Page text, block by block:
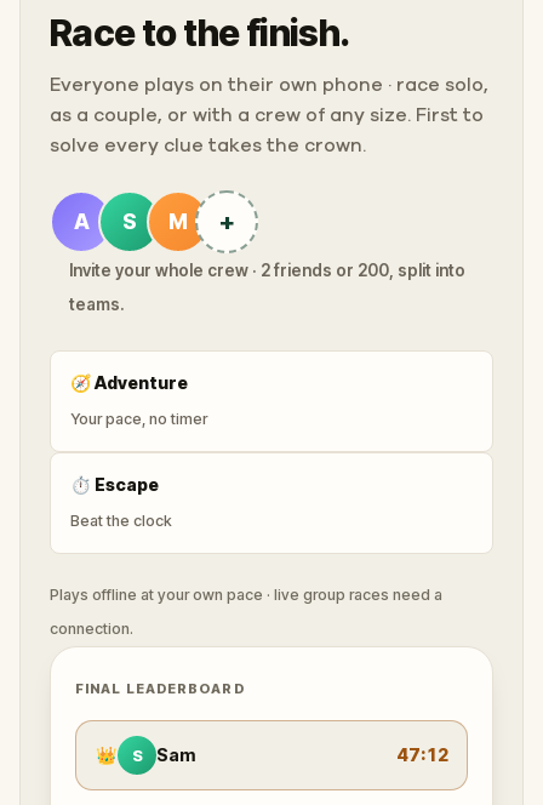
Race to the finish.
Everyone plays on their own phone · race solo,
as a couple, or with a crew of any size. First to
solve every clue takes the crown.
A S M +
Invite your whole crew · 2 friends or 200, split into
teams.
🧭Adventure
Your pace, no timer
⏱ Escape
Beat the clock
Plays offline at your own pace · live group races need a
connection.
FINAL LEADERBOARD
👑 S Sam 47:12